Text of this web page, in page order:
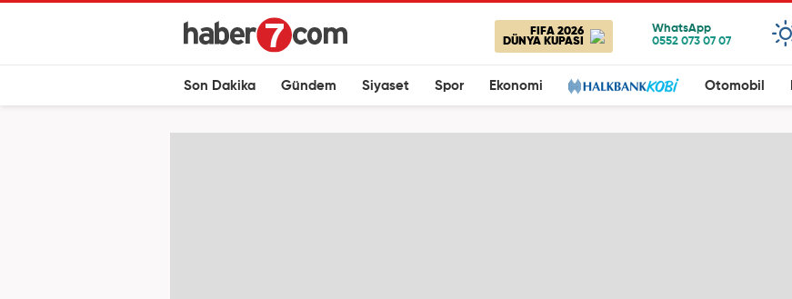
FIFA 2026
DÜNYA KUPASI
Son Dakika Gündem Siyaset Spor Ekonomi Otomobil